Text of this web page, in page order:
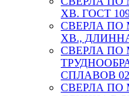
ХВ. ГОСТ
СВЕРЛА ПО
ХВ.,
СВЕРЛА ПО
СПЛАВОВ
СВЕРЛА ПО